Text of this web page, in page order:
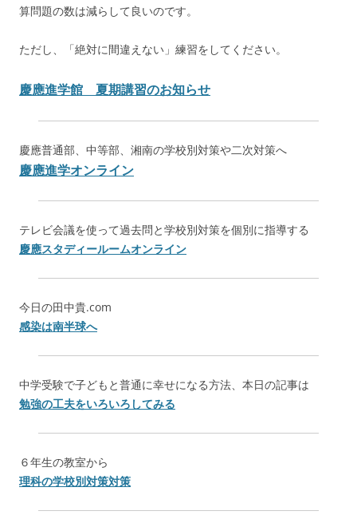
算問題の数は減らして良いのです。
ただし、「絶対に間違えない」練習をしてください。
慶應進学館 夏期講習のお知らせ
慶應普通部、中等部、湘南の学校別対策や二次対策へ
慶應進学オンライン
テレビ会議を使って過去問と学校別対策を個別に指導する
慶應スタディールームオンライン
今日の田中貴.com
感染は南半球へ
中学受験で子どもと普通に幸せになる方法、本日の記事は
勉強の工夫をいろいろしてみる
６年生の教室から
理科の学校別対策対策